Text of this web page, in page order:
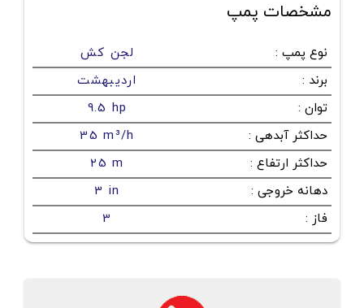
مشخصات پمپ
نوع پمپ :
لجن کش
برند :
اردیبهشت
توان :
9.5 hp
حداکثر آبدهی :
35 m³/h
حداکثر ارتفاع :
25 m
دهانه خروجی :
3 in
فاز :
3